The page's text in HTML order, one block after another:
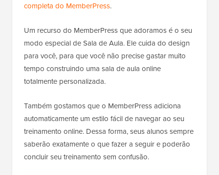
completa do MemberPress.
Um recurso do MemberPress que adoramos é o seu
modo especial de Sala de Aula. Ele cuida do design
para você, para que você não precise gastar muito
tempo construindo uma sala de aula online
totalmente personalizada.
Também gostamos que o MemberPress adiciona
automaticamente um estilo fácil de navegar ao seu
treinamento online. Dessa forma, seus alunos sempre
saberão exatamente o que fazer a seguir e poderão
concluir seu treinamento sem confusão.